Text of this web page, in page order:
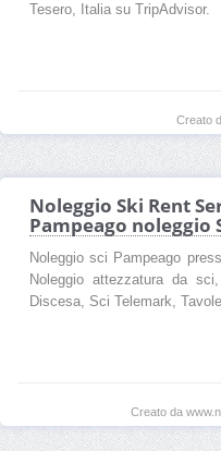
Tesero, Italia su TripAdvisor.
Creato
Noleggio Ski Rent
Pampeago noleggio
Noleggio sci Pampeago
Noleggio attezzatura da
Discesa, Sci Telemark,
Creato da